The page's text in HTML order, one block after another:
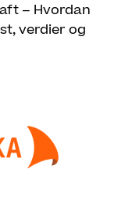
– Hvordan
verdier og